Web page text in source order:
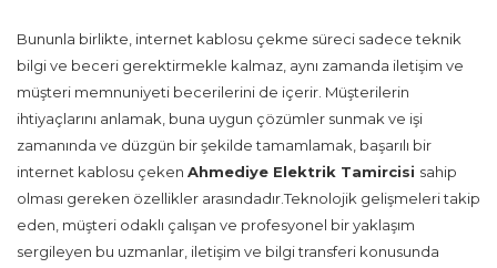
Bununla birlikte, internet kablosu çekme süreci sadece teknik
bilgi ve beceri gerektirmekle kalmaz, aynı zamanda iletişim ve
müşteri memnuniyeti becerilerini de içerir. Müşterilerin
ihtiyaçlarını anlamak, buna uygun çözümler sunmak ve işi
zamanında ve düzgün bir şekilde tamamlamak, başarılı bir
internet kablosu çeken Ahmediye Elektrik Tamircisi sahip
olması gereken özellikler arasındadır.Teknolojik gelişmeleri takip
eden, müşteri odaklı çalışan ve profesyonel bir yaklaşım
sergileyen bu uzmanlar, iletişim ve bilgi transferi konusunda